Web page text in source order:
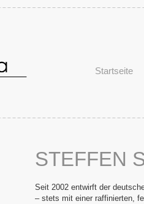
Startseite
STEFFEN
Seit 2002 entwirft der
– stets mit einer raffinierten,